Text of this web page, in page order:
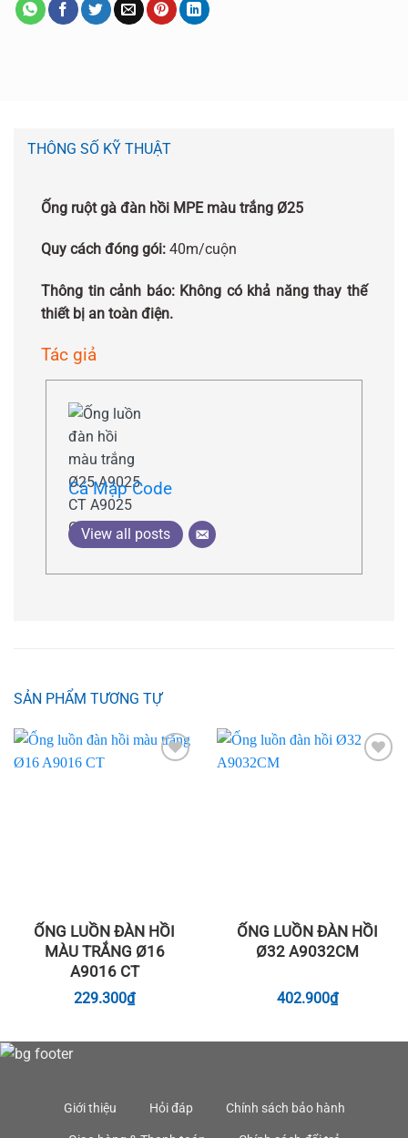
THÔNG SỐ KỸ THUẬT
Ống ruột gà đàn hồi MPE màu trắng Ø25
Quy cách đóng gói: 40m/cuộn
Thông tin cảnh báo: Không có khả năng thay thế
thiết bị an toàn điện.
Tác giả
Cá Mập Code
View all posts
SẢN PHẨM TƯƠNG TỰ
ỐNG LUỒN ĐÀN HỒI
MÀU TRẮNG Ø16
A9016 CT
229.300₫
ỐNG LUỒN ĐÀN HỒI
Ø32 A9032CM
402.900₫
Giới thiệu Hỏi đáp Chính sách bảo hành